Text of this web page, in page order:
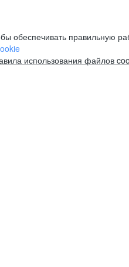
обеспечивать правильную
использования файлов